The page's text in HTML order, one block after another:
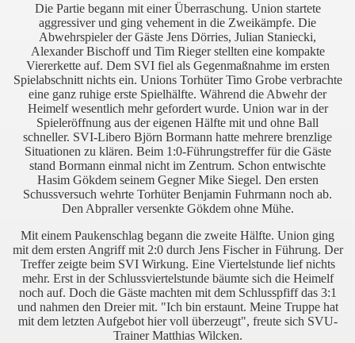
Die Partie begann mit einer Überraschung. Union startete
aggressiver und ging vehement in die Zweikämpfe. Die
Abwehrspieler der Gäste Jens Dörries, Julian Staniecki,
Alexander Bischoff und Tim Rieger stellten eine kompakte
Viererkette auf. Dem SVI fiel als Gegenmaßnahme im ersten
Spielabschnitt nichts ein. Unions Torhüter Timo Grobe verbrachte
eine ganz ruhige erste Spielhälfte. Während die Abwehr der
Heimelf wesentlich mehr gefordert wurde. Union war in der
Spieleröffnung aus der eigenen Hälfte mit und ohne Ball
schneller. SVI-Libero Björn Bormann hatte mehrere brenzlige
Situationen zu klären. Beim 1:0-Führungstreffer für die Gäste
stand Bormann einmal nicht im Zentrum. Schon entwischte
Hasim Gökdem seinem Gegner Mike Siegel. Den ersten
Schussversuch wehrte Torhüter Benjamin Fuhrmann noch ab.
Den Abpraller versenkte Gökdem ohne Mühe.
Mit einem Paukenschlag begann die zweite Hälfte. Union ging
mit dem ersten Angriff mit 2:0 durch Jens Fischer in Führung. Der
Treffer zeigte beim SVI Wirkung. Eine Viertelstunde lief nichts
mehr. Erst in der Schlussviertelstunde bäumte sich die Heimelf
noch auf. Doch die Gäste machten mit dem Schlusspfiff das 3:1
und nahmen den Dreier mit. "Ich bin erstaunt. Meine Truppe hat
mit dem letzten Aufgebot hier voll überzeugt", freute sich SVU-
Trainer Matthias Wilcken.